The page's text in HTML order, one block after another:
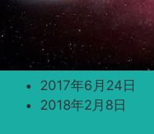
2017年6月24日
2018年2月8日